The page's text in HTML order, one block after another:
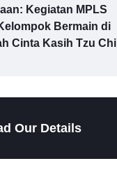
Kegiatan MPLS
Bermain di
Cinta Kasih Tzu Chi
Our Details